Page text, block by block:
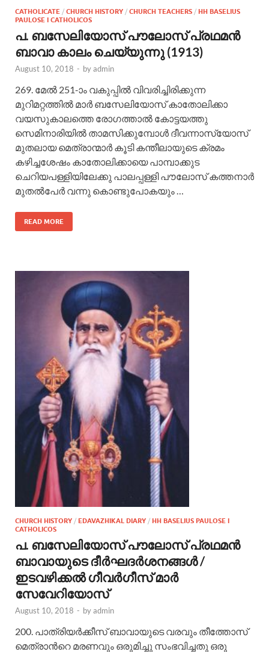
CATHOLICATE / CHURCH HISTORY / CHURCH TEACHERS / HH BASELIUS
PAULOSE I CATHOLICOS
പ. ബസേലിയോസ് പൗലോസ് പ്രഥമന്‍
ബാവാ കാലം ചെയ്യുന്നു (1913)
August 10, 2018 - byadmin
269. മേല്‍ 251-ാം വകുപ്പില്‍ വിവരിച്ചിരിക്കുന്ന
മുറിമറ്റത്തില്‍ മാര്‍ ബസേലിയോസ് കാതോലിക്കാ
വയസുകാലത്തെ രോഗത്താല്‍ കോട്ടയത്തു
സെമിനാരിയില്‍ താമസിക്കുമ്പോള്‍ ദീവന്നാസ്യോസ്
മുതലായ മെത്രാന്മാര്‍ കൂടി കന്തീലായുടെ ക്രമം
കഴിച്ചശേഷം കാതോലിക്കായെ പാമ്പാക്കുട
ചെറിയപള്ളിയിലേക്കു പാലപ്പള്ളി പൗലോസ് കത്തനാര്‍
മുതല്‍പേര്‍ വന്നു കൊണ്ടുപോകയും …
READ MORE
CHURCH HISTORY / EDAVAZHIKAL DIARY / HH BASELIUS PAULOSE I
CATHOLICOS
പ. ബസേലിയോസ് പൗലോസ് പ്രഥമന്‍
ബാവായുടെ ദീര്‍ഘദര്‍ശനങ്ങള്‍ /
ഇടവഴിക്കല്‍ ഗീവര്‍ഗീസ് മാര്‍
സേവേറിയോസ്
August 10, 2018 - byadmin
200. പാത്രിയര്‍ക്കീസ് ബാവായുടെ വരവും തീത്തോസ്
മെത്രാന്‍റെ മരണവും ഒരുമിച്ചു സംഭവിച്ചതു ഒരു